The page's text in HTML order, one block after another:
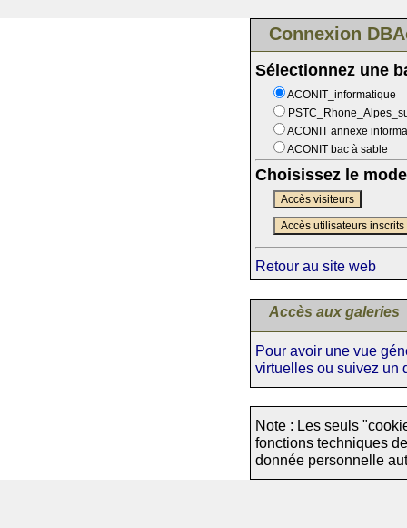
Connexion
Sélectionnez une
ACONIT_informatique
ACONIT annexe
ACONIT bac à sable
Choisissez le
Accès visiteurs
Accès utilisateurs inscrits
Retour au site web
Accès aux galeries
Pour avoir une vue
virtuelles ou suivez un
Note : Les seuls
fonctions techniques
donnée personnelle